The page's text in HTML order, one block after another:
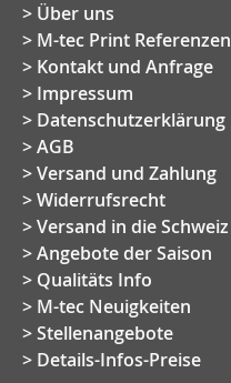
Über uns
M-tec Print Referenzen
Kontakt und Anfrage
Impressum
Datenschutzerklärung
AGB
Versand und Zahlung
Widerrufsrecht
Versand in die Schweiz
Angebote der Saison
Qualitäts Info
M-tec Neuigkeiten
Stellenangebote
Details-Infos-Preise